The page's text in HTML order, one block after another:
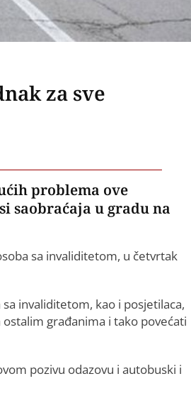
za sve
problema ove
saobraćaja u gradu na
sa invaliditetom, u četvrtak
invaliditetom, kao i posjetilaca,
građanima i tako povećati
pozivu odazovu i autobuski i